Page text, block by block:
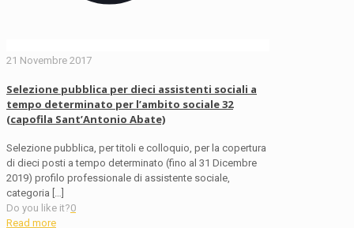
21 Novembre 2017
Selezione pubblica per dieci assistenti sociali a
tempo determinato per l’ambito sociale 32
(capofila Sant’Antonio Abate)
Selezione pubblica, per titoli e colloquio, per la copertura
di dieci posti a tempo determinato (fino al 31 Dicembre
2019) profilo professionale di assistente sociale,
categoria
Do you like it?0
Read more